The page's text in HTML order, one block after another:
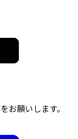
お願いします。